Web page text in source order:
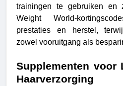
trainingen te gebruiken en
Weight World-
prestaties en herstel,
zowel vooruitgang als
Supplementen voor
Haarverzorging